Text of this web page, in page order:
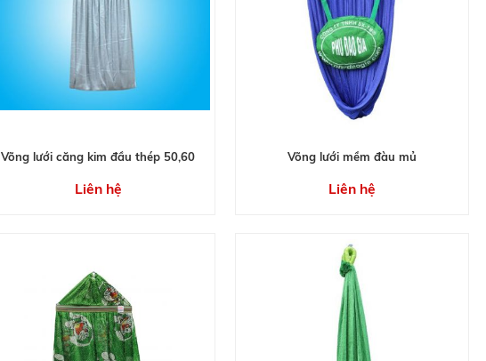
Võng lưới căng kim đầu thép 50,60
Liên hệ
Võng lưới mềm đàu mủ
Liên hệ